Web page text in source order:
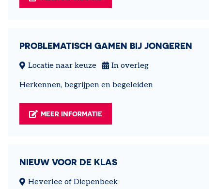
PROBLEMATISCH GAMEN BIJ JONGEREN
Locatie naar keuze In overleg
Herkennen, begrijpen en begeleiden
MEER INFORMATIE
NIEUW VOOR DE KLAS
Heverlee of Diepenbeek